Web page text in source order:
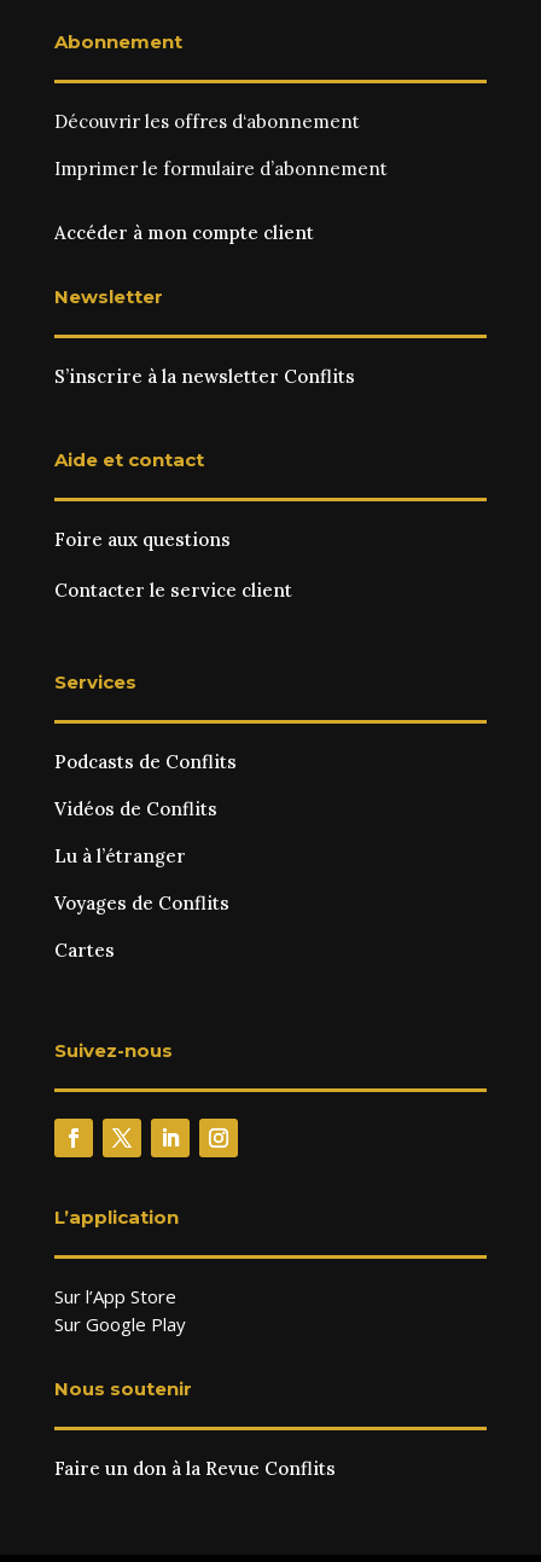
Abonnement
Découvrir les offres d‘abonnement
Imprimer le formulaire d’abonnement
Accéder à mon compte client
Newsletter
S’inscrire à la newsletter Conflits
Aide et contact
Foire aux questions
Contacter le service client
Services
Podcasts de Conflits
Vidéos de Conflits
Lu à l’étranger
Voyages de Conflits
Cartes
Suivez-nous
L’application
Sur l’App Store
Sur Google Play
Nous soutenir
Faire un don à la Revue Conflits